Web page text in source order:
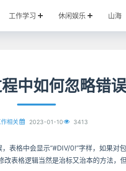
工作学习 休闲娱乐 山海
中如何忽略错
相关 2023-01-10 3413
表格中会显示“#DIV/0!”字样，如果对
表格逻辑当然是治标又治本的方法，